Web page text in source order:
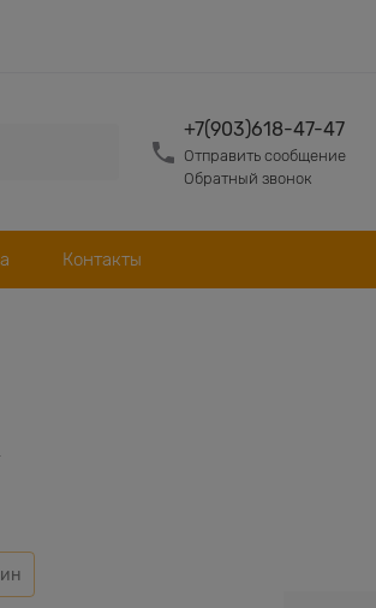
+7(903)618-47-47
Отправить сообщение
Обратный звонок
Контакты